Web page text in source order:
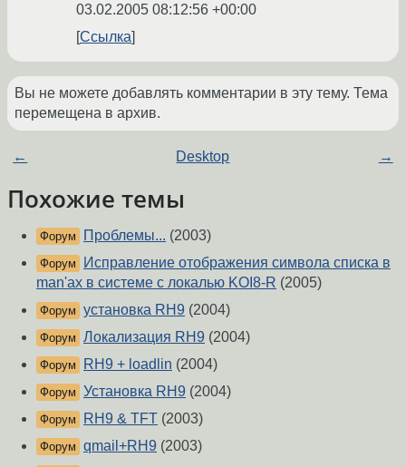
03.02.2005 08:12:56 +00:00
Ссылка
Вы не можете добавлять комментарии в эту тему. Тема
перемещена в архив.
← Desktop →
Похожие темы
Форум Проблемы... (2003)
Форум
Исправление отображения символа списка в
man'ах в системе с локалью KOI8-R (2005)
Форум установка RH9 (2004)
Форум Локализация RH9 (2004)
Форум RH9 + loadlin (2004)
Форум Установка RH9 (2004)
Форум RH9 & TFT (2003)
Форум qmail+RH9 (2003)